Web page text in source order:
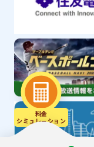
料金
シミュレ－ション